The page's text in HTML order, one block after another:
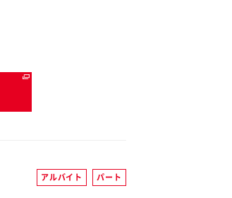
アルバイト パート